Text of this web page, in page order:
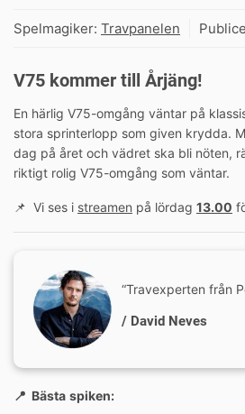
Spelmagiker: Travpanelen
V75 kommer till Årjäng!
En härlig V75-omgång väntar på
stora sprinterlopp som given krydda.
dag på året och vädret ska bli nöten,
riktigt rolig V75-omgång som väntar.
📌 Vi ses i streamen på lördag 13.00
“Travexperten från
/ David Neves
📍 Bästa spiken: